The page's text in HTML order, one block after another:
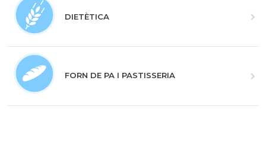
DIETÈTICA
FORN DE PA I PASTISSERIA